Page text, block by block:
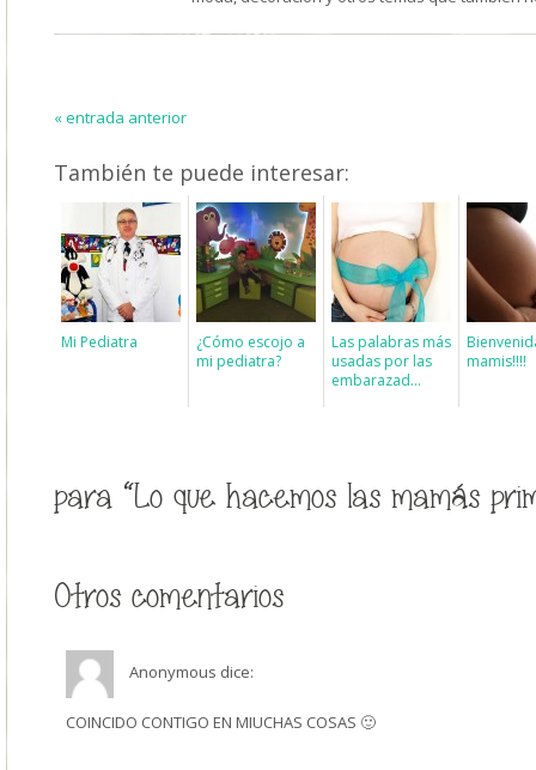
« entrada anterior
También te puede interesar:
Mi Pediatra
¿Cómo escojo a
mi pediatra?
Las palabras más
usadas por las
embarazad...
mamis!!!!
para “Lo que hacemos las mamás
Otros comentarios
Anonymous dice:
COINCIDO CONTIGO EN MIUCHAS COSAS 🙂